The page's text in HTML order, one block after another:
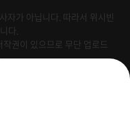
자가 아닙니다. 따라서 위시빈
다.
권이 있으므로 무단 업로드